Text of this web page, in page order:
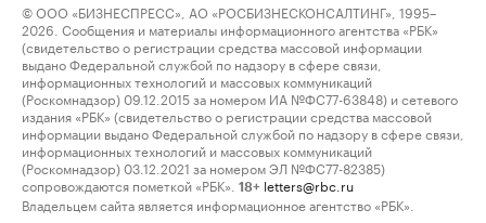
© ООО «БИЗНЕСПРЕСС», АО «РОСБИЗНЕСКОНСАЛТИНГ», 1995–
2026. Сообщения и материалы информационного агентства «РБК»
(свидетельство о регистрации средства массовой информации
выдано Федеральной службой по надзору в сфере связи,
информационных технологий и массовых коммуникаций
(Роскомнадзор) 09.12.2015 за номером ИА №ФС77-63848) и сетевого
издания «РБК» (свидетельство о регистрации средства массовой
информации выдано Федеральной службой по надзору в сфере связи,
информационных технологий и массовых коммуникаций
(Роскомнадзор) 03.12.2021 за номером ЭЛ №ФС77-82385)
сопровождаются пометкой «РБК».
18+ letters@rbc.ru
Владельцем сайта является информационное агентство «РБК».